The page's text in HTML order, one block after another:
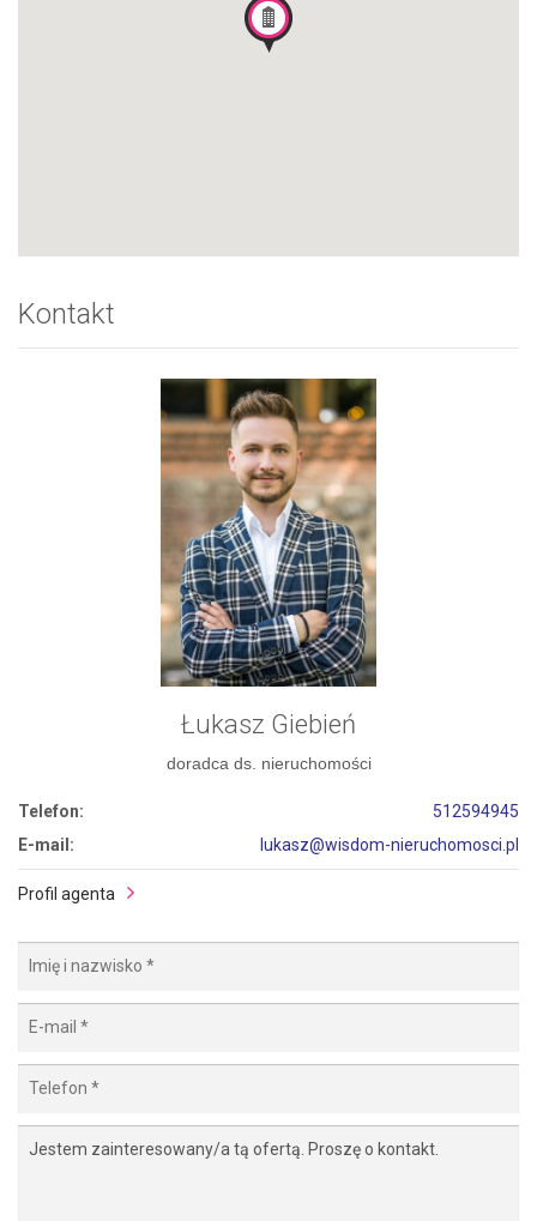
Kontakt
Łukasz Giebień
doradca ds. nieruchomości
Telefon:
512594945
E-mail:
lukasz@wisdom-nieruchomosci.pl
Profil agenta